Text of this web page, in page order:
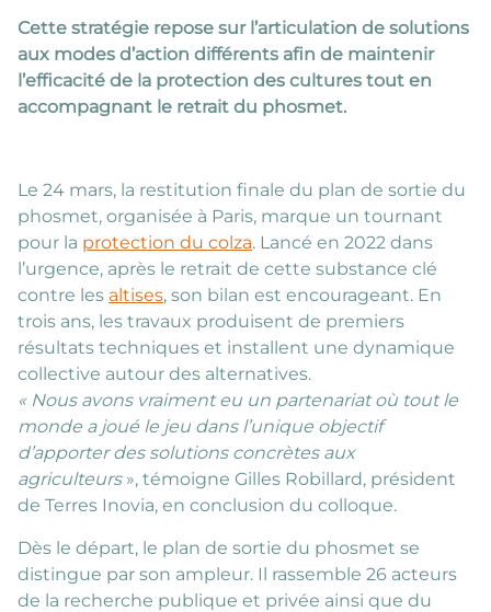
Cette stratégie repose sur l’articulation de solutions
aux modes d’action différents afin de maintenir
l’efficacité de la protection des cultures tout en
accompagnant le retrait du phosmet.
Le 24 mars, la restitution finale du plan de sortie du
phosmet, organisée à Paris, marque un tournant
pour la protection du colza. Lancé en 2022 dans
l’urgence, après le retrait de cette substance clé
contre les altises, son bilan est encourageant. En
trois ans, les travaux produisent de premiers
résultats techniques et installent une dynamique
collective autour des alternatives.
« Nous avons vraiment eu un partenariat où tout le
monde a joué le jeu dans l’unique objectif
d’apporter des solutions concrètes aux
agriculteurs», témoigne Gilles Robillard, président
de Terres Inovia, en conclusion du colloque.
Dès le départ, le plan de sortie du phosmet se
distingue par son ampleur. Il rassemble 26 acteurs
de la recherche publique et privée ainsi que du